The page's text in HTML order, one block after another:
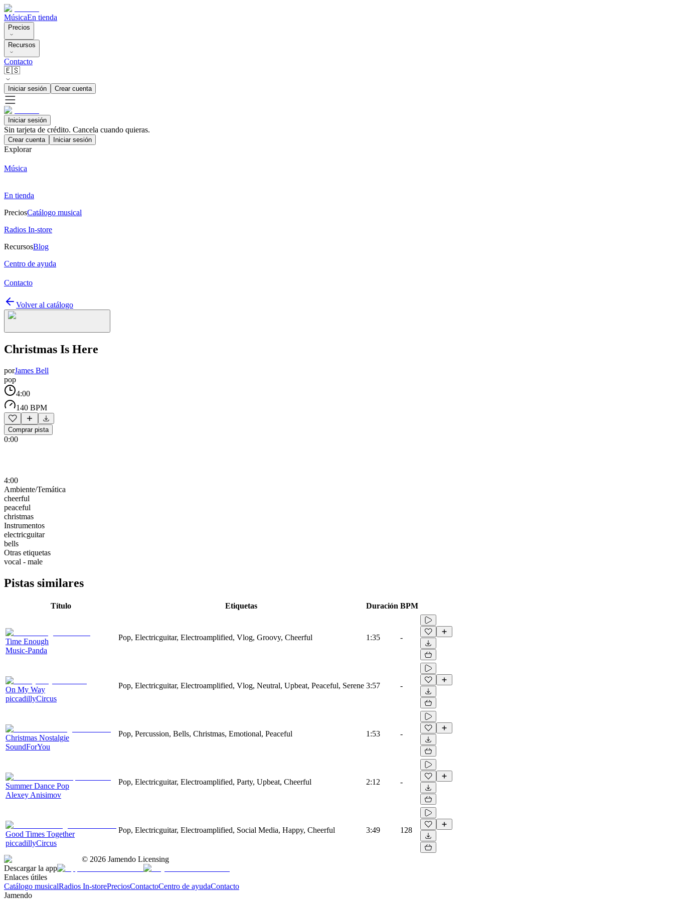
MúsicaEn tienda
Precios
Recursos
Contacto
🇪🇸
Iniciar sesión Crear cuenta
Iniciar sesión
Sin tarjeta de crédito. Cancela cuando quieras.
Crear cuenta Iniciar sesión
Explorar
Música
En tienda
PreciosCatálogo musical
Radios In-store
RecursosBlog
Centro de ayuda
Contacto
Volver al catálogo
Christmas Is Here
porJames Bell
pop
4:00
140 BPM
Comprar pista
0:00
4:00
Ambiente/Temática
cheerful
peaceful
christmas
Instrumentos
electricguitar
bells
Otras etiquetas
vocal - male
Pistas similares
Título Etiquetas Duración BPM
Time Enough
Music-Panda
Pop, Electricguitar, Electroamplified, Vlog, Groovy, Cheerful 1:35 -
On My Way
piccadillyCircus
Pop, Electricguitar, Electroamplified, Vlog, Neutral, Upbeat, Peaceful, Serene 3:57 -
Christmas Nostalgie
SoundForYou
Pop, Percussion, Bells, Christmas, Emotional, Peaceful 1:53 -
Summer Dance Pop
Alexey Anisimov
Pop, Electricguitar, Electroamplified, Party, Upbeat, Cheerful 2:12 -
Good Times Together
piccadillyCircus
Pop, Electricguitar, Electroamplified, Social Media, Happy, Cheerful 3:49 128
© 2026 Jamendo Licensing
Descargar la app
Enlaces útiles
Catálogo musicalRadios In-storePreciosContactoCentro de ayudaContacto
Jamendo